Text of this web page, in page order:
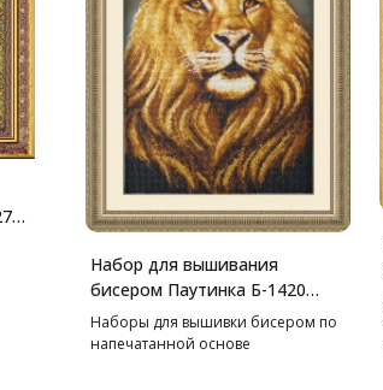
Набор для вышивания
бисером Паутинка Б-1420
Лев, 39*28 см
Наборы для вышивки бисером по
напечатанной основе